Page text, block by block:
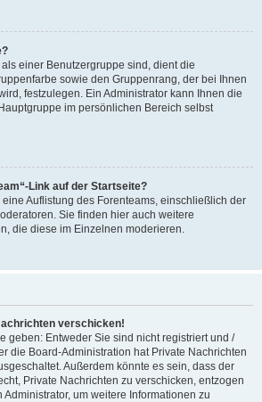
einer Benutzergruppe sind, dient die
sowie den Gruppenrang, der bei Ihnen
festzulegen. Ein Administrator kann Ihnen die
im persönlichen Bereich selbst
Link auf der Startseite?
Auflistung des Forenteams, einschließlich der
Sie finden hier auch weitere
die diese im Einzelnen moderieren.
verschicken!
geben: Entweder Sie sind nicht registriert und /
die Board-Administration hat Private Nachrichten
Außerdem könnte es sein, dass der
Private Nachrichten zu verschicken, entzogen
Administrator, um weitere Informationen zu